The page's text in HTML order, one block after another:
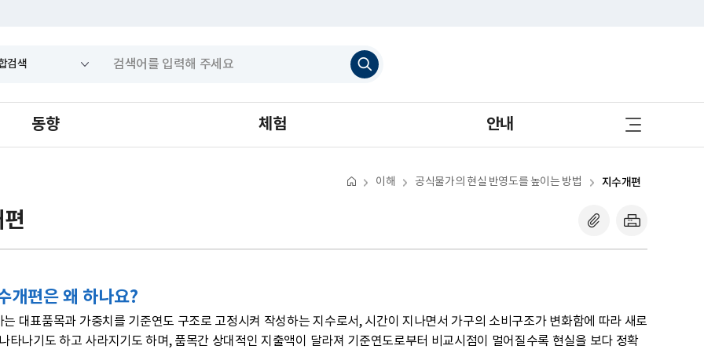
검
색
하
동향 체험 안내
사
이
로
이해 공식물가의 현실 반영도를 높이는 방법 지수개편
개편은 왜 하나요?
는 대표품목과 가중치를 기준연도 구조로 고정시켜 작성하는 지수로서, 시간이 지나면서 가구의 소비구조가 변화함에 따라 새로
타나기도 하고 사라지기도 하며, 품목간 상대적인 지출액이 달라져 기준연도로부터 비교시점이 멀어질수록 현실을 보다 정확